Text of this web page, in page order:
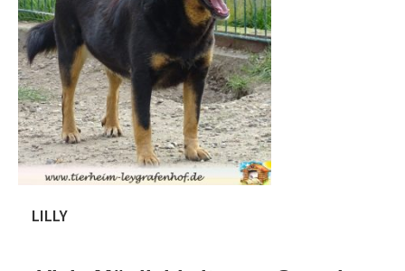
zurecht. Damals wurde entschieden
das er bei uns bleiben wird,da er in
Trixie seinen Menschen gefunden hat.
Leider ist es nun an der Zeit für ihn […]
LILLY